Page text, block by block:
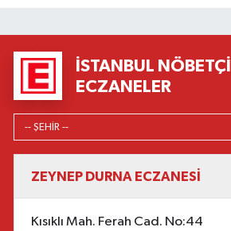
İSTANBUL NÖBETÇI
ECZANELER
ZEYNEP DURNA ECZANESİ
Kısıklı Mah. Ferah Cad. No:44